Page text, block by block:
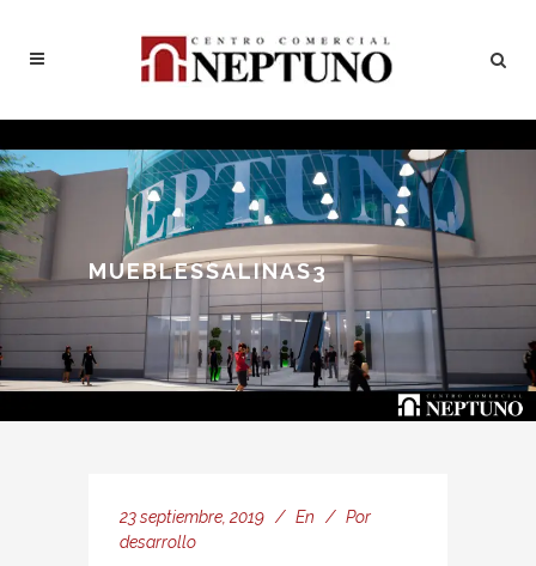
MUEBLESSALINAS3
23 septiembre, 2019 En
Por
desarrollo